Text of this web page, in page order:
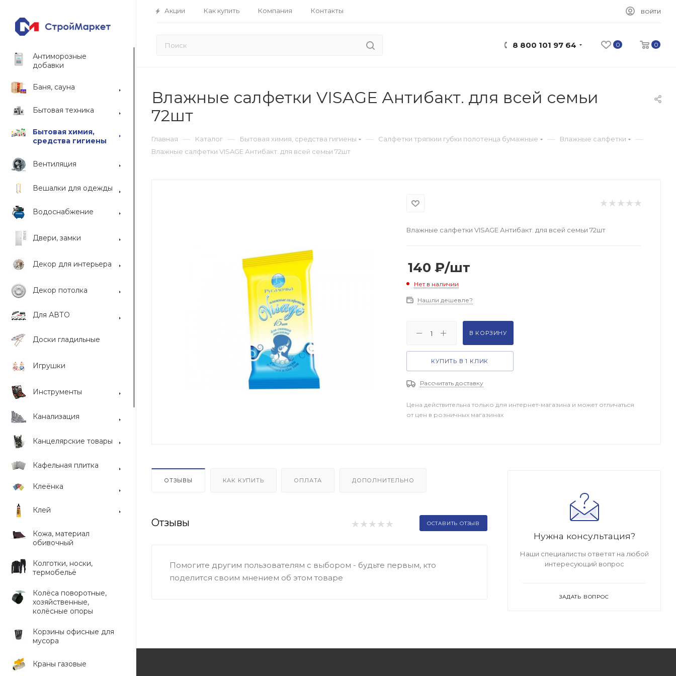
Акции Как купить Компания Контакты ВОЙТИ
0 0
8 800 101 97 64
Антиморозные
добавки
Баня, сауна
Бытовая техника
Бытовая химия,
средства гигиены
Вентиляция
Вешалки для одежды
Водоснабжение
Двери, замки
Декор для интерьера
Декор потолка
Для АВТО
Доски гладильные
Игрушки
Инструменты
Канализация
Канцелярские товары
Кафельная плитка
Клеёнка
Клей
Кожа, материал
обивочный
Колготки, носки,
термобельё
Колёса поворотные,
хозяйственные,
колёсные опоры
Корзины офисные для
мусора
Краны газовые
Влажные салфетки VISAGE Антибакт. для всей семьи
72шт
Главная — Каталог — Бытовая химия, средства гигиены — Салфетки тряпкии губки полотенца бумажные — Влажные салфетки —
Влажные салфетки VISAGE Антибакт. для всей семьи 72шт
Влажные салфетки VISAGE Антибакт. для всей семьи 72шт
140 ₽/шт
Нет в наличии
Нашли дешевле?
В КОРЗИНУ
КУПИТЬ В 1 КЛИК
Рассчитать доставку
Цена действительна только для интернет-магазина и может отличаться
от цен в розничных магазинах
ОТЗЫВЫ КАК КУПИТЬ ОПЛАТА ДОПОЛНИТЕЛЬНО
Отзывы ОСТАВИТЬ ОТЗЫВ
Помогите другим пользователям с выбором - будьте первым, кто
поделится своим мнением об этом товаре
Нужна консультация?
Наши специалисты ответят на любой
интересующий вопрос
ЗАДАТЬ ВОПРОС